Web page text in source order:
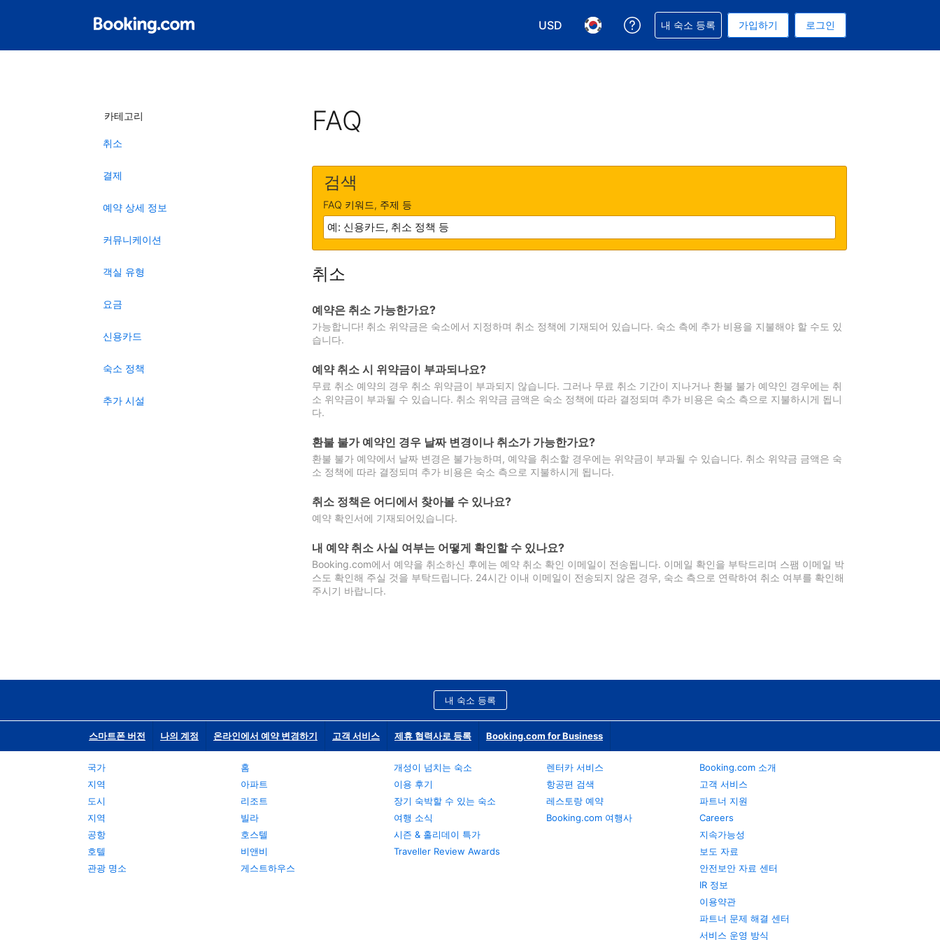
USD
통화 선택. 현재 선택된 통화는 미국 달러입니다
언어 선택. 현재 선택된 언어는 한국어입니다
예약과 관련해 도움을 받으실 수 있습니다
내 숙소 등록 가입하기 로그인
카테고리
취소
결제
예약 상세 정보
커뮤니케이션
객실 유형
요금
신용카드
숙소 정책
추가 시설
FAQ
검색
FAQ 키워드, 주제 등
취소
예약은 취소 가능한가요?
가능합니다! 취소 위약금은 숙소에서 지정하며 취소 정책에 기재되어 있습니다. 숙소 측에 추가 비용을 지불해야 할 수도 있
습니다.
예약 취소 시 위약금이 부과되나요?
무료 취소 예약의 경우 취소 위약금이 부과되지 않습니다. 그러나 무료 취소 기간이 지나거나 환불 불가 예약인 경우에는 취
소 위약금이 부과될 수 있습니다. 취소 위약금 금액은 숙소 정책에 따라 결정되며 추가 비용은 숙소 측으로 지불하시게 됩니
다.
환불 불가 예약인 경우 날짜 변경이나 취소가 가능한가요?
환불 불가 예약에서 날짜 변경은 불가능하며, 예약을 취소할 경우에는 위약금이 부과될 수 있습니다. 취소 위약금 금액은 숙
소 정책에 따라 결정되며 추가 비용은 숙소 측으로 지불하시게 됩니다.
취소 정책은 어디에서 찾아볼 수 있나요?
예약 확인서에 기재되어있습니다.
내 예약 취소 사실 여부는 어떻게 확인할 수 있나요?
Booking.com에서 예약을 취소하신 후에는 예약 취소 확인 이메일이 전송됩니다. 이메일 확인을 부탁드리며 스팸 이메일 박
스도 확인해 주실 것을 부탁드립니다. 24시간 이내 이메일이 전송되지 않은 경우, 숙소 측으로 연락하여 취소 여부를 확인해
주시기 바랍니다.
내 숙소 등록
스마트폰 버전 나의 계정 온라인에서 예약 변경하기 고객 서비스 제휴 협력사로 등록 Booking.com for Business
국가
지역
도시
지역
공항
호텔
관광 명소
홈
아파트
리조트
빌라
호스텔
비앤비
게스트하우스
개성이 넘치는 숙소
이용 후기
장기 숙박할 수 있는 숙소
여행 소식
시즌 & 홀리데이 특가
Traveller Review Awards
렌터카 서비스
항공편 검색
레스토랑 예약
Booking.com 여행사
Booking.com 소개
고객 서비스
파트너 지원
Careers
지속가능성
보도 자료
안전보안 자료 센터
IR 정보
이용약관
파트너 문제 해결 센터
서비스 운영 방식